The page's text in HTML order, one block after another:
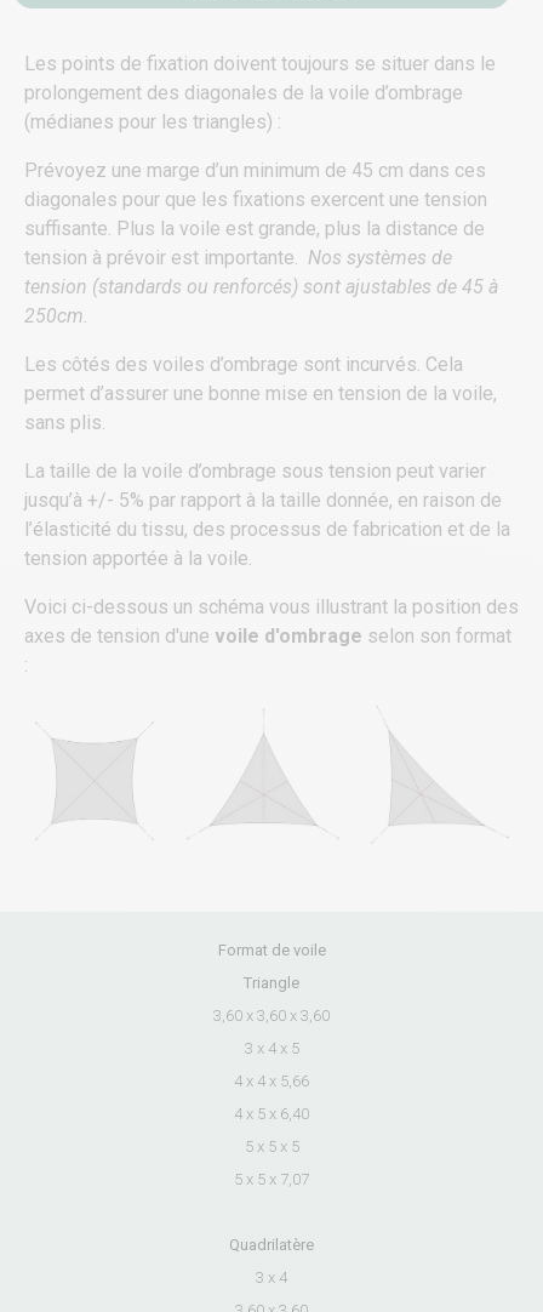
Les points de fixation doivent toujours se situer dans le
prolongement des diagonales de la voile d’ombrage
(médianes pour les triangles) :
Prévoyez une marge d’un minimum de 45 cm dans ces
diagonales pour que les fixations exercent une tension
suffisante. Plus la voile est grande, plus la distance de
tension à prévoir est importante.
Nos systèmes de
tension (standards ou renforcés) sont ajustables de 45 à
250cm.
Les côtés des voiles d’ombrage sont incurvés. Cela
permet d’assurer une bonne mise en tension de la voile,
sans plis.
La taille de la voile d’ombrage sous tension peut varier
jusqu’à +/- 5% par rapport à la taille donnée, en raison de
l’élasticité du tissu, des processus de fabrication et de la
tension apportée à la voile.
Voici ci-dessous un schéma vous illustrant la position des
axes de tension d'une voile d'ombrage selon son format
:
Format de voile
Triangle
3,60 x 3,60 x 3,60
3 x 4 x 5
4 x 4 x 5,66
4 x 5 x 6,40
5 x 5 x 5
5 x 5 x 7,07
Quadrilatère
3 x 4